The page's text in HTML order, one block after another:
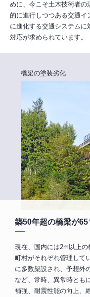
めに、今こそ土木技術者の
的に進行しつつある交通イ
に進化する交通システム
対応が求められています。
橋梁の塗装劣化
築50年超の橋梁が65
現在、国内には2m以上
町村がそれぞれ管理して
に多数架設され、予想外
など、常時、異常時とも
補強、耐震性能の向上、